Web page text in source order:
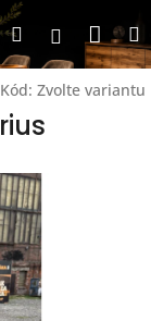
Hledat
Kód: Zvolte variantu